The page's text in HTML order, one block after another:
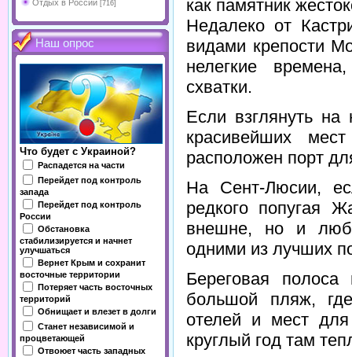
Отдых в России [716]
Наш опрос
Что будет с Украиной?
Распадется на части
Перейдет под контроль
запада
Перейдет под контроль
России
Обстановка
стабилизируется и начнет
улучшаться
Вернет Крым и сохранит
восточные территории
Потеряет часть восточных
территорий
Обнищает и влезет в долги
Станет независимой и
процветающей
Отвоюет часть западных
как памятник
Недалеко от
видами крепости
нелегкие
схватки.
Если взглянуть
красивейших
расположен порт
На Сент-Люсии,
редкого попугая
внешне, но и
одними из лучших
Береговая
большой пляж,
отелей и мест для
круглый год там